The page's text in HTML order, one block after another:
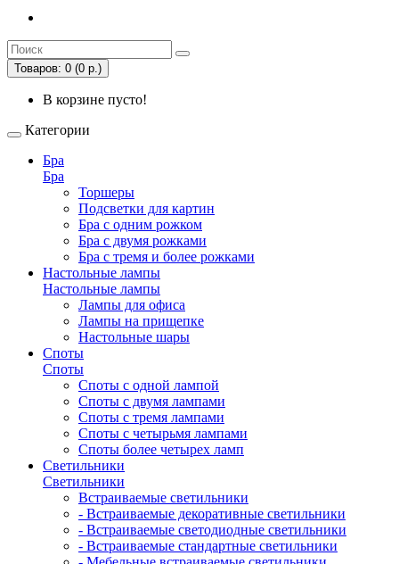
Товаров: 0 (0 р.)
В корзине пусто!
Категории
Бра
Бра
Торшеры
Подсветки для картин
Бра с одним рожком
Бра с двумя рожками
Бра с тремя и более рожками
Настольные лампы
Настольные лампы
Лампы для офиса
Лампы на прищепке
Настольные шары
Споты
Споты
Споты с одной лампой
Споты с двумя лампами
Споты с тремя лампами
Споты с четырьмя лампами
Споты более четырех ламп
Светильники
Светильники
Встраиваемые светильники
- Встраиваемые декоративные светильники
- Встраиваемые светодиодные светильники
- Встраиваемые стандартные светильники